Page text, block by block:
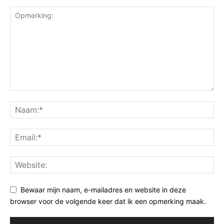
Bewaar mijn naam, e-mailadres en website in deze
browser voor de volgende keer dat ik een opmerking maak.